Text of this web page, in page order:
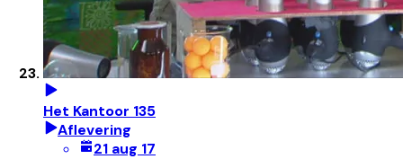
Het Kantoor 135
Aflevering
21 aug 17